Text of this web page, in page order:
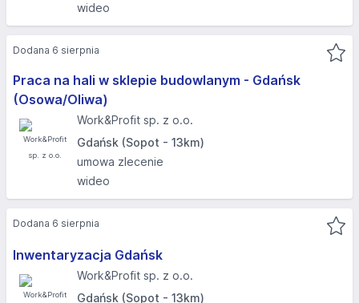
wideo
Praca na hali w sklepie budowlanym - Gdańsk
(Osowa/Oliwa)
Work&Profit sp. z o.o.
Gdańsk (Sopot - 13km)
umowa zlecenie
wideo
Dodana 6 sierpnia
Inwentaryzacja Gdańsk
Work&Profit sp. z o.o.
Gdańsk (Sopot - 13km)
Dodana 6 sierpnia